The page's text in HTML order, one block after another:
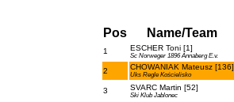
Pos
Name/Team
1 ESCHER Toni [1]
Sc Norweger 1896 Annaberg E.v.
2 CHOWANIAK Mateusz [136]
Uks Regle Kościelisko
3 SVARC Martin [52]
Ski Klub Jablonec